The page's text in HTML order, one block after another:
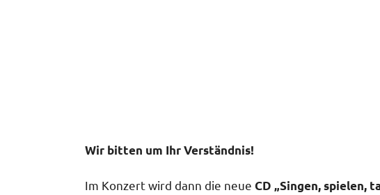
Wir bitten um Ihr Verständnis!
Im Konzert wird dann die neue CD „Singen, spielen,